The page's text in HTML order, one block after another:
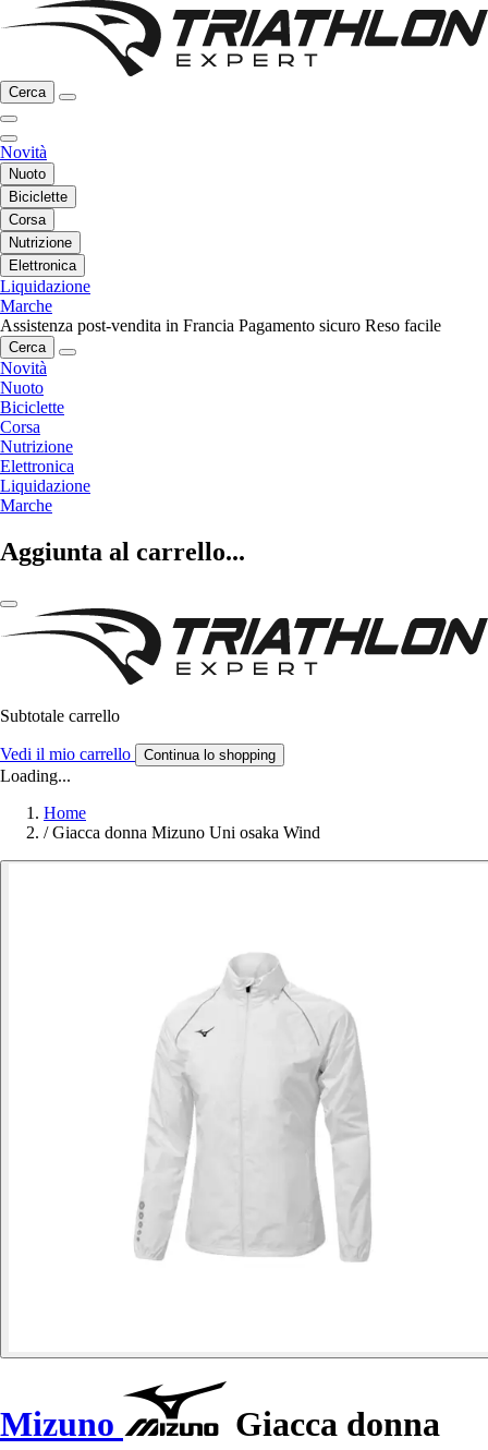
Cerca
Novità
Nuoto
Biciclette
Corsa
Nutrizione
Elettronica
Liquidazione
Marche
Assistenza post-vendita in Francia Pagamento sicuro Reso facile
Cerca
Novità
Nuoto
Biciclette
Corsa
Nutrizione
Elettronica
Liquidazione
Marche
Aggiunta al carrello...
Subtotale carrello
Vedi il mio carrello Continua lo shopping
Loading...
Home
/ Giacca donna Mizuno Uni osaka Wind
Mizuno
Giacca donna